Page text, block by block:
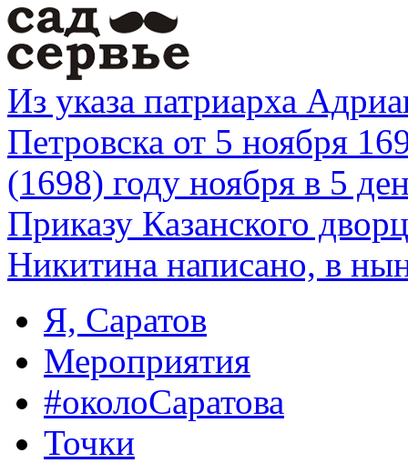
Из указа патриарха
Петровска от 5 ноября
(1698) году ноября в 5
Приказу Казанского
Никитина написано, в
Я, Саратов
Мероприятия
#околоСаратова
Точки